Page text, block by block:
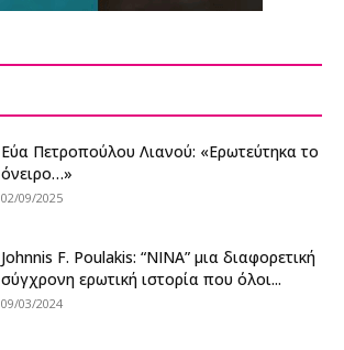
Εύα Πετροπούλου Λιανού: «Ερωτεύτηκα το
όνειρο…»
02/09/2025
Johnnis F. Poulakis: “ΝΙΝΑ” μια διαφορετική
σύγχρονη ερωτική ιστορία που όλοι...
09/03/2024